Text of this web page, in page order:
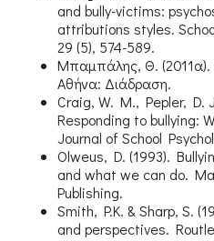
and bully-victims:
attributions styles.
29 (5), 574-589.
Μπαμπάλης, Θ. (2011α).
Αθήνα: Διάδραση.
Craig, W. M., Pepler, D.
Responding to bullying:
Journal of School
Olweus, D. (1993).
and what we can do.
Publishing.
Smith, P.K. & Sharp, S.
and perspectives.